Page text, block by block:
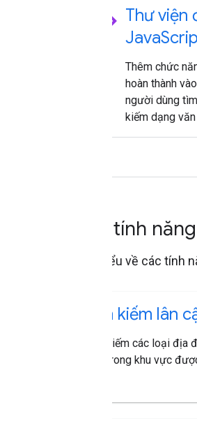
code Thư viện
Java
Thêm chức
hoàn thành
người dùng
kiếm dạng
Các tính
Tìm hiểu về các tính
Tìm kiếm lân
Tìm kiếm các loại địa
hợp trong khu vực